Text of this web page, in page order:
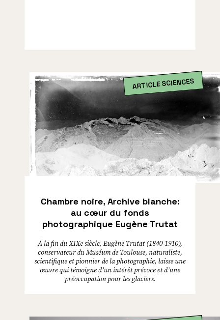
ARTICLE SCIENCES
Chambre noire, Archive blanche:
au cœur du fonds
photographique Eugène Trutat
À la fin du XIXe siècle, Eugène Trutat (1840-1910),
conservateur du Muséum de Toulouse, naturaliste,
scientifique et pionnier de la photographie, laisse une
œuvre qui témoigne d’un intérêt précoce et d’une
préoccupation pour les glaciers.